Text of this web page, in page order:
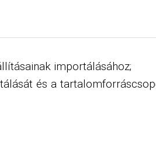
importálásához;
és a